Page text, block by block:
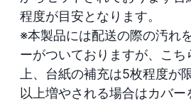
程度が目安となります。
※本製品には配送の際の汚れ
ーがついておりますが、こち
上、台紙の補充は5枚程度が
以上増やされる場合はカバー